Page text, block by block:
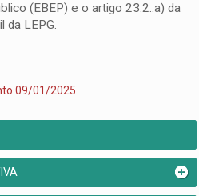
(EBEP) e o artigo 23.2..a) da
da LEPG.
09/01/2025